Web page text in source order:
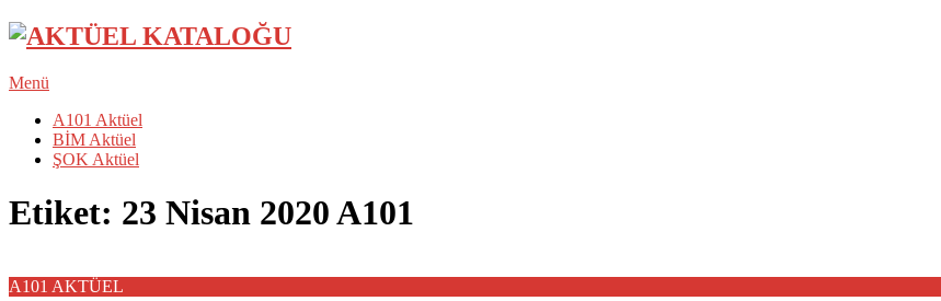
Menü
A101 Aktüel
BİM Aktüel
ŞOK Aktüel
Etiket: 23 Nisan 2020 A101
A101 AKTÜEL